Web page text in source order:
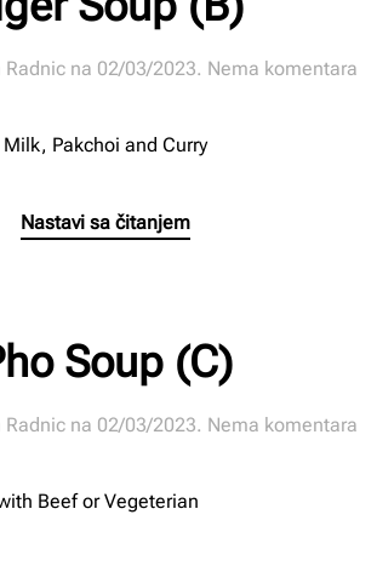
Radnicna 02/03/2023. Nema komentarana
Pakchoi and Curry
Nastavi sa čitanjem
Soup (C)
Radnicna 02/03/2023. Nema komentarana
Beef or Vegeterian